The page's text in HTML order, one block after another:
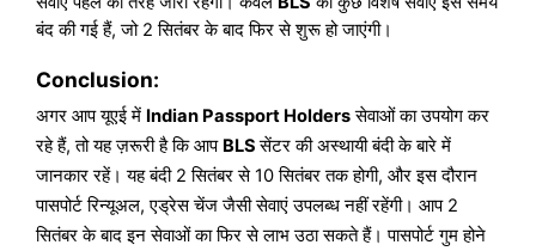
बंद की गई हैं, जो 2 सितंबर के बाद फिर से शुरू हो जाएंगी।
Conclusion:
अगर आप यूएई में Indian Passport Holdersसेवाओं का उपयोग कर
रहे हैं, तो यह ज़रूरी है कि आप BLSसेंटर की अस्थायी बंदी के बारे में
जानकार रहें। यह बंदी 2 सितंबर से 10 सितंबर तक होगी, और इस दौरान
पासपोर्ट रिन्यूअल, एड्रेस चेंज जैसी सेवाएं उपलब्ध नहीं रहेंगी। आप 2
सितंबर के बाद इन सेवाओं का फिर से लाभ उठा सकते हैं। पासपोर्ट गुम होने